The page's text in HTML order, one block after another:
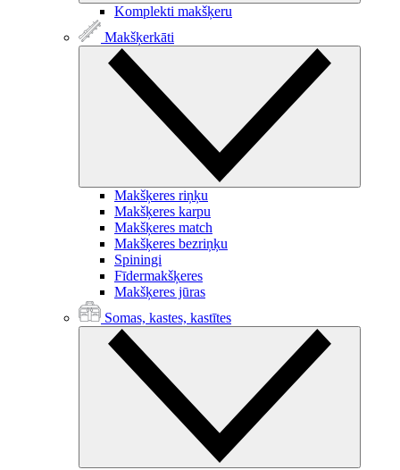
Komplekti makšķeru
Makšķerkāti
Makšķeres riņķu
Makšķeres karpu
Makšķeres match
Makšķeres bezriņķu
Spiningi
Fīdermakšķeres
Makšķeres jūras
Somas, kastes, kastītes